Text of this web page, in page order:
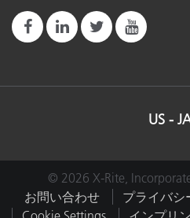
PANTONE プラスプラス
コレクション
cm x 4.8 cm）のポリプロピ
率がアップ。おもちゃ、家電
を含むプラスチック製品の開
す。
キャリブレーションが実行さ
が作成された装置やシステム
リエイティブワークフローに
装置またはプロジェクター、
ば満足のいく作品は完成しま
ンは、優れた色精度を実現し
US -
© 2026 X-Rite,
お問い合わせ
プライバシ